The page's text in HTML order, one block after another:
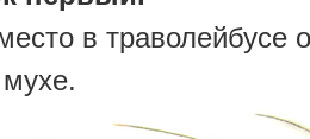
в траволейбусе